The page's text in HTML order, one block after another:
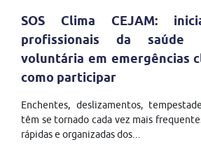
SOS Clima CEJAM:
profissionais da saúde
voluntária em emergências
como participar
Enchentes, deslizamentos,
têm se tornado cada vez mais
rápidas e organizadas dos...